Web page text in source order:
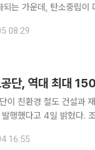
되는 가운데, 탄소중립이
대, 탄소중립을 넘어 산
08:29
이 친환경 철도 건설과
행했다고 4일 밝혔다.
이다. 철도건설도 친환
16:55